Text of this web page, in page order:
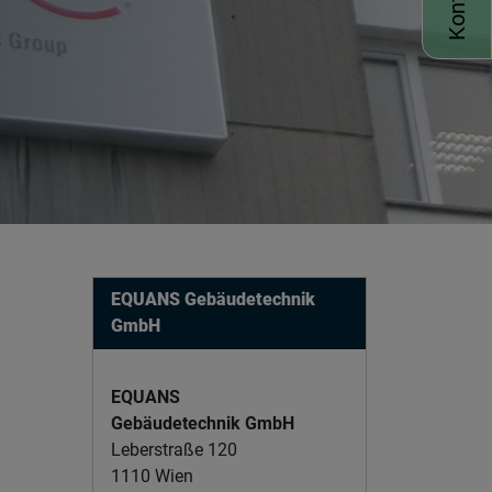
EQUANS Gebäudetechnik
GmbH
EQUANS
Gebäudetechnik GmbH
Leberstraße 120
1110 Wien